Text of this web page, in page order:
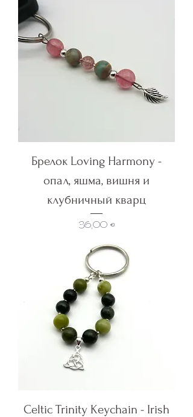
Брелок Loving Harmony -
опал, яшма, вишня и
клубничный кварц
Цена
36,00 €
Celtic Trinity Keychain - Irish